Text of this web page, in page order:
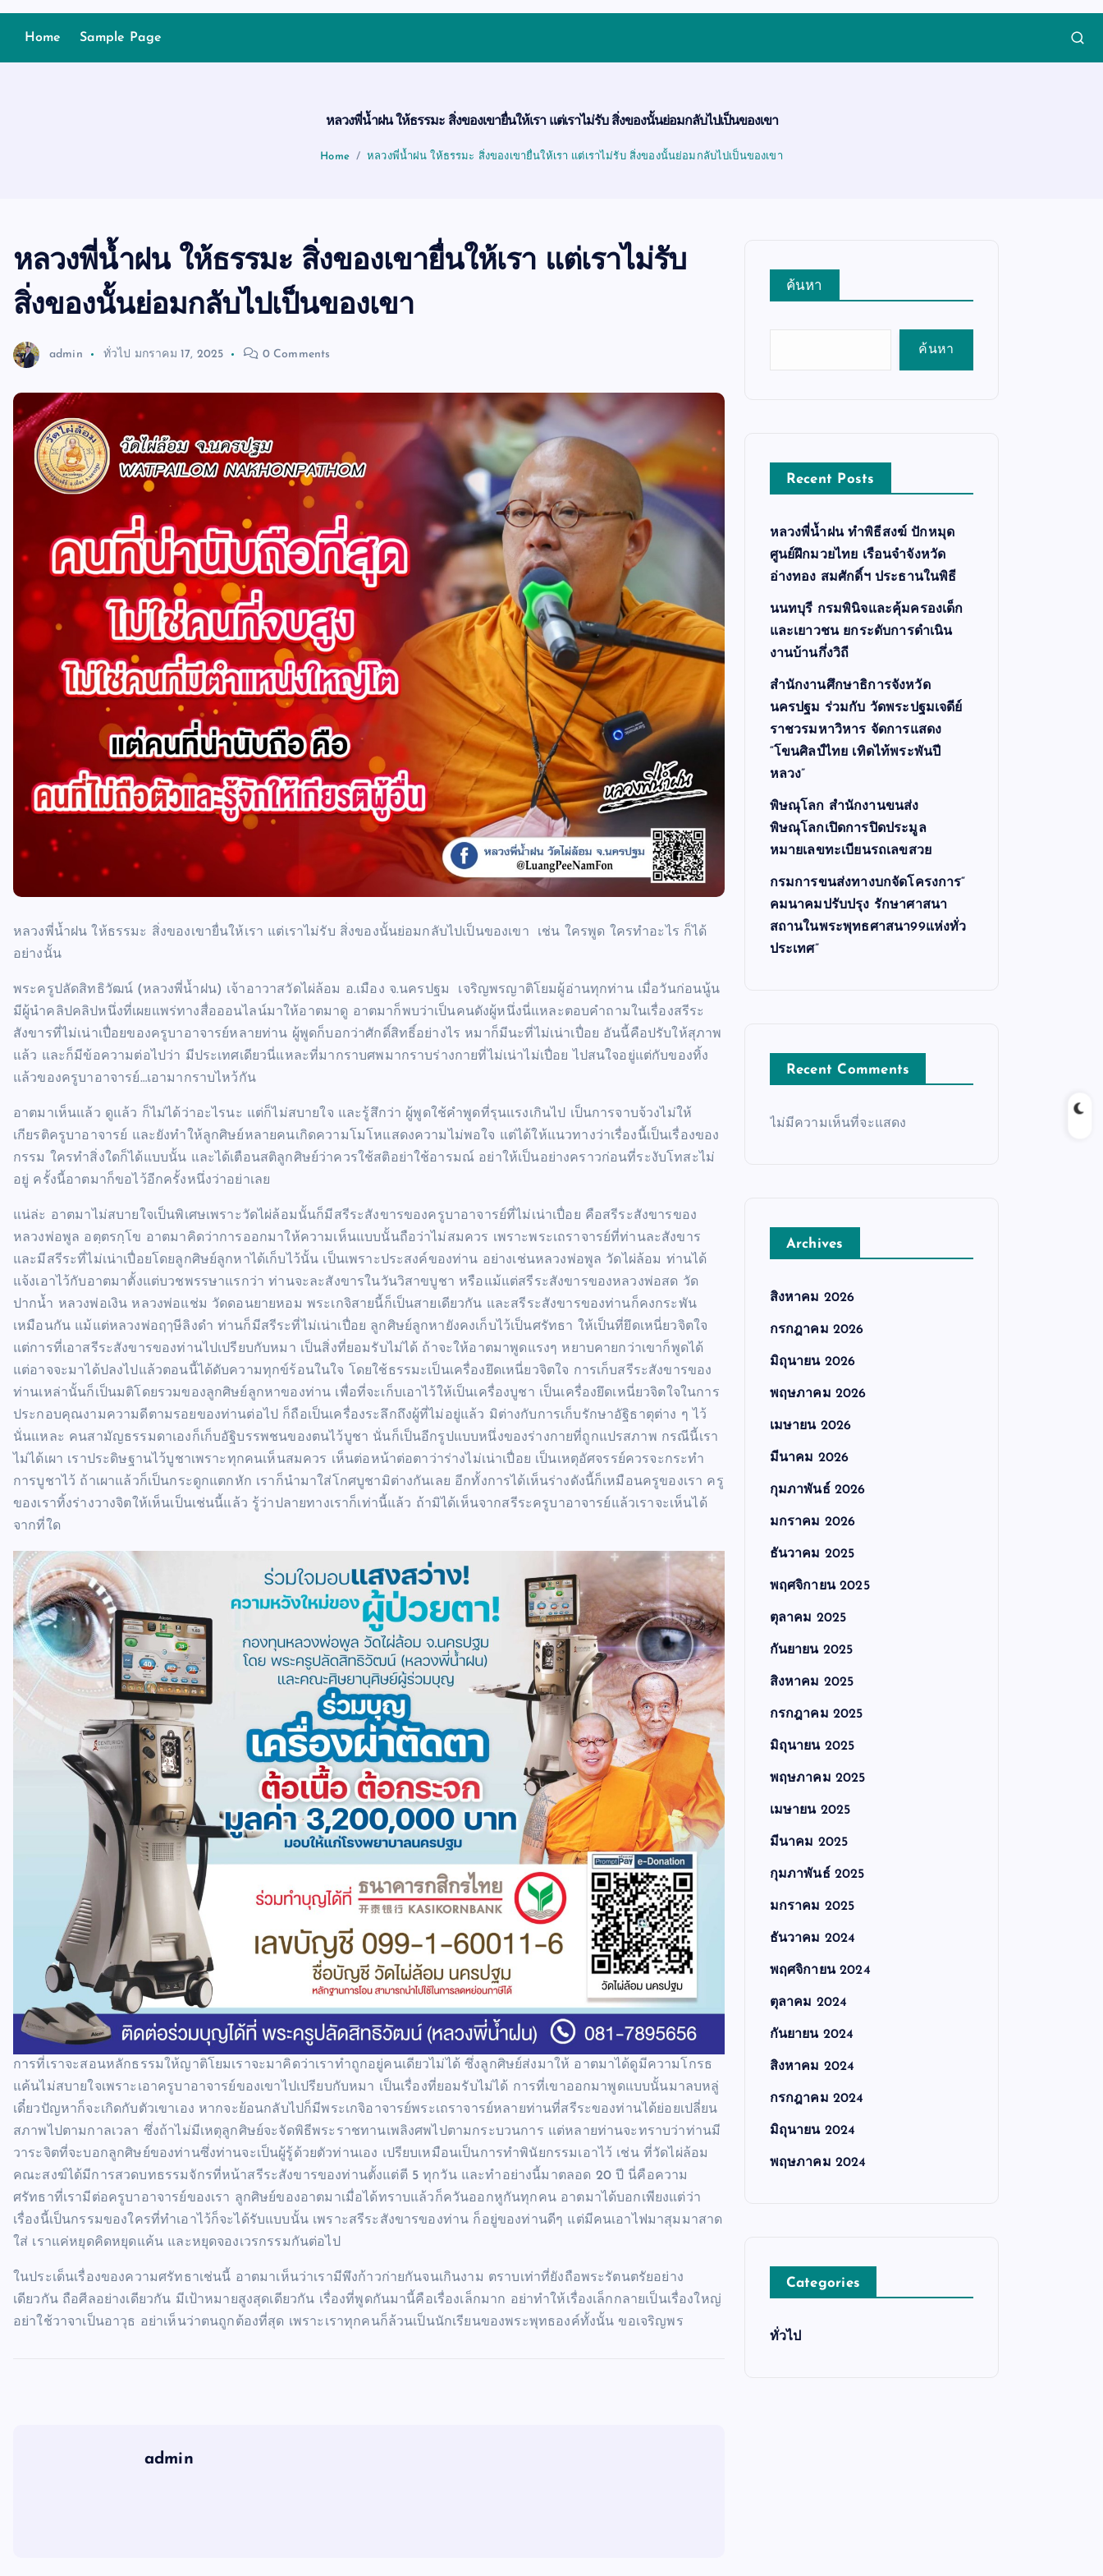
Home Sample Page
หลวงพี่น้ำฝน ให้ธรรมะ สิ่งของเขายื่นให้เรา แต่เราไม่รับ สิ่งของนั้นย่อมกลับไปเป็นของเขา
Home หลวงพี่น้ำฝน ให้ธรรมะ สิ่งของเขายื่นให้เรา แต่เราไม่รับ สิ่งของนั้นย่อมกลับไปเป็นของเขา
หลวงพี่น้ำฝน ให้ธรรมะ สิ่งของเขายื่นให้เรา แต่เราไม่รับ
สิ่งของนั้นย่อมกลับไปเป็นของเขา
admin ทั่วไป มกราคม 17, 2025 0 Comments
หลวงพี่น้ำฝน ให้ธรรมะ สิ่งของเขายื่นให้เรา แต่เราไม่รับ สิ่งของนั้นย่อมกลับไปเป็นของเขา เช่น ใครพูด ใครทำอะไร ก็ได้
อย่างนั้น
พระครูปลัดสิทธิวัฒน์ (หลวงพี่น้ำฝน) เจ้าอาวาสวัดไผ่ล้อม อ.เมือง จ.นครปฐม เจริญพรญาติโยมผู้อ่านทุกท่าน เมื่อวันก่อนนู้น
มีผู้นำคลิปคลิปหนึ่งที่เผยแพร่ทางสื่อออนไลน์มาให้อาตมาดู อาตมาก็พบว่าเป็นคนดังผู้หนึ่งนี่แหละตอบคำถามในเรื่องสรีระ
สังขารที่ไม่เน่าเปื่อยของครูบาอาจารย์หลายท่าน ผู้พูดก็บอกว่าศักดิ์สิทธิ์อย่างไร หมาก็มีนะที่ไม่เน่าเปื่อย อันนี้คือปรับให้สุภาพ
แล้ว และก็มีข้อความต่อไปว่า มีประเทศเดียวนี่แหละที่มากราบศพมากราบร่างกายที่ไม่เน่าไม่เปื่อย ไปสนใจอยู่แต่กับของทิ้ง
แล้วของครูบาอาจารย์…เอามากราบไหว้กัน
อาตมาเห็นแล้ว ดูแล้ว ก็ไม่ได้ว่าอะไรนะ แต่ก็ไม่สบายใจ และรู้สึกว่า ผู้พูดใช้คำพูดที่รุนแรงเกินไป เป็นการจาบจ้วงไม่ให้
เกียรติครูบาอาจารย์ และยังทำให้ลูกศิษย์หลายคนเกิดความโมโหแสดงความไม่พอใจ แต่ได้ให้แนวทางว่าเรื่องนี้เป็นเรื่องของ
กรรม ใครทำสิ่งใดก็ได้แบบนั้น และได้เตือนสติลูกศิษย์ว่าควรใช้สติอย่าใช้อารมณ์ อย่าให้เป็นอย่างคราวก่อนที่ระงับโทสะไม่
อยู่ ครั้งนี้อาตมาก็ขอไว้อีกครั้งหนึ่งว่าอย่าเลย
แน่ล่ะ อาตมาไม่สบายใจเป็นพิเศษเพราะวัดไผ่ล้อมนั้นก็มีสรีระสังขารของครูบาอาจารย์ที่ไม่เน่าเปื่อย คือสรีระสังขารของ
หลวงพ่อพูล อตฺตรกฺโข อาตมาคิดว่าการออกมาให้ความเห็นแบบนั้นถือว่าไม่สมควร เพราะพระเถราจารย์ที่ท่านละสังขาร
และมีสรีระที่ไม่เน่าเปื่อยโดยลูกศิษย์ลูกหาได้เก็บไว้นั้น เป็นเพราะประสงค์ของท่าน อย่างเช่นหลวงพ่อพูล วัดไผ่ล้อม ท่านได้
แจ้งเอาไว้กับอาตมาตั้งแต่บวชพรรษาแรกว่า ท่านจะละสังขารในวันวิสาขบูชา หรือแม้แต่สรีระสังขารของหลวงพ่อสด วัด
ปากน้ำ หลวงพ่อเงิน หลวงพ่อแช่ม วัดดอนยายหอม พระเกจิสายนี้ก็เป็นสายเดียวกัน และสรีระสังขารของท่านก็คงกระพัน
เหมือนกัน แม้แต่หลวงพ่อฤๅษีลิงดำ ท่านก็มีสรีระที่ไม่เน่าเปื่อย ลูกศิษย์ลูกหายังคงเก็บไว้เป็นศรัทธา ให้เป็นที่ยึดเหนี่ยวจิตใจ
แต่การที่เอาสรีระสังขารของท่านไปเปรียบกับหมา เป็นสิ่งที่ยอมรับไม่ได้ ถ้าจะให้อาตมาพูดแรงๆ หยาบคายกว่าเขาก็พูดได้
แต่อาจจะมาได้ปลงไปแล้วตอนนี้ได้ดับความทุกข์ร้อนในใจ โดยใช้ธรรมะเป็นเครื่องยึดเหนี่ยวจิตใจ การเก็บสรีระสังขารของ
ท่านเหล่านั้นก็เป็นมติโดยรวมของลูกศิษย์ลูกหาของท่าน เพื่อที่จะเก็บเอาไว้ให้เป็นเครื่องบูชา เป็นเครื่องยึดเหนี่ยวจิตใจในการ
ประกอบคุณงามความดีตามรอยของท่านต่อไป ก็ถือเป็นเครื่องระลึกถึงผู้ที่ไม่อยู่แล้ว มิต่างกับการเก็บรักษาอัฐิธาตุต่าง ๆ ไว้
นั่นแหละ คนสามัญธรรมดาเองก็เก็บอัฐิบรรพชนของตนไว้บูชา นั่นก็เป็นอีกรูปแบบหนึ่งของร่างกายที่ถูกแปรสภาพ กรณีนี้เรา
ไม่ได้เผา เราประดิษฐานไว้บูชาเพราะทุกคนเห็นสมควร เห็นต่อหน้าต่อตาว่าร่างไม่เน่าเปื่อย เป็นเหตุอัศจรรย์ควรจะกระทำ
การบูชาไว้ ถ้าเผาแล้วก็เป็นกระดูกแตกหัก เราก็นำมาใส่โกศบูชามิต่างกันเลย อีกทั้งการได้เห็นร่างดังนี้ก็เหมือนครูของเรา ครู
ของเราทิ้งร่างวางจิตให้เห็นเป็นเช่นนี้แล้ว รู้ว่าปลายทางเราก็เท่านี้แล้ว ถ้ามิได้เห็นจากสรีระครูบาอาจารย์แล้วเราจะเห็นได้
จากที่ใด
การที่เราจะสอนหลักธรรมให้ญาติโยมเราจะมาคิดว่าเราทำถูกอยู่คนเดียวไม่ได้ ซึ่งลูกศิษย์ส่งมาให้ อาตมาได้ดูมีความโกรธ
แค้นไม่สบายใจเพราะเอาครูบาอาจารย์ของเขาไปเปรียบกับหมา เป็นเรื่องที่ยอมรับไม่ได้ การที่เขาออกมาพูดแบบนั้นมาลบหลู่
เดี๋ยวปัญหาก็จะเกิดกับตัวเขาเอง หากจะย้อนกลับไปก็มีพระเกจิอาจารย์พระเถราจารย์หลายท่านที่สรีระของท่านได้ย่อยเปลี่ยน
สภาพไปตามกาลเวลา ซึ่งถ้าไม่มีเหตุลูกศิษย์จะจัดพิธีพระราชทานเพลิงศพไปตามกระบวนการ แต่หลายท่านจะทราบว่าท่านมี
วาระจิตที่จะบอกลูกศิษย์ของท่านซึ่งท่านจะเป็นผู้รู้ด้วยตัวท่านเอง เปรียบเหมือนเป็นการทำพินัยกรรมเอาไว้ เช่น ที่วัดไผ่ล้อม
คณะสงฆ์ได้มีการสวดบทธรรมจักรที่หน้าสรีระสังขารของท่านตั้งแต่ตี 5 ทุกวัน และทำอย่างนี้มาตลอด 20 ปี นี่คือความ
ศรัทธาที่เรามีต่อครูบาอาจารย์ของเรา ลูกศิษย์ของอาตมาเมื่อได้ทราบแล้วก็ควันออกหูกันทุกคน อาตมาได้บอกเพียงแต่ว่า
เรื่องนี้เป็นกรรมของใครที่ทำเอาไว้ก็จะได้รับแบบนั้น เพราะสรีระสังขารของท่าน ก็อยู่ของท่านดีๆ แต่มีคนเอาไฟมาสุมมาสาด
ใส่ เราแค่หยุดคิดหยุดแค้น และหยุดจองเวรกรรมกันต่อไป
ในประเด็นเรื่องของความศรัทธาเช่นนี้ อาตมาเห็นว่าเรามีพึงก้าวก่ายกันจนเกินงาม ตราบเท่าที่ยังถือพระรัตนตรัยอย่าง
เดียวกัน ถือศีลอย่างเดียวกัน มีเป้าหมายสูงสุดเดียวกัน เรื่องที่พูดกันมานี้คือเรื่องเล็กมาก อย่าทำให้เรื่องเล็กกลายเป็นเรื่องใหญ่
อย่าใช้วาจาเป็นอาวุธ อย่าเห็นว่าตนถูกต้องที่สุด เพราะเราทุกคนก็ล้วนเป็นนักเรียนของพระพุทธองค์ทั้งนั้น ขอเจริญพร
admin
ค้นหา
ค้นหา
Recent Posts
หลวงพี่น้ำฝน ทำพิธีสงฆ์ ปักหมุด
ศูนย์ฝึกมวยไทย เรือนจำจังหวัด
อ่างทอง สมศักดิ์ฯ ประธานในพิธี
นนทบุรี กรมพินิจและคุ้มครองเด็ก
และเยาวชน ยกระดับการดำเนิน
งานบ้านกึ่งวิถี
สำนักงานศึกษาธิการจังหวัด
นครปฐม ร่วมกับ วัดพระปฐมเจดีย์
ราชวรมหาวิหาร จัดการแสดง
“โขนศิลป์ไทย เทิดไท้พระพันปี
หลวง”
พิษณุโลก สำนักงานขนส่ง
พิษณุโลกเปิดการปิดประมูล
หมายเลขทะเบียนรถเลขสวย
กรมการขนส่งทางบกจัดโครงการ“
คมนาคมปรับปรุง รักษาศาสนา
สถานในพระพุทธศาสนา99แห่งทั่ว
ประเทศ”
Recent Comments
ไม่มีความเห็นที่จะแสดง
Archives
สิงหาคม 2026
กรกฎาคม 2026
มิถุนายน 2026
พฤษภาคม 2026
เมษายน 2026
มีนาคม 2026
กุมภาพันธ์ 2026
มกราคม 2026
ธันวาคม 2025
พฤศจิกายน 2025
ตุลาคม 2025
กันยายน 2025
สิงหาคม 2025
กรกฎาคม 2025
มิถุนายน 2025
พฤษภาคม 2025
เมษายน 2025
มีนาคม 2025
กุมภาพันธ์ 2025
มกราคม 2025
ธันวาคม 2024
พฤศจิกายน 2024
ตุลาคม 2024
กันยายน 2024
สิงหาคม 2024
กรกฎาคม 2024
มิถุนายน 2024
พฤษภาคม 2024
Categories
ทั่วไป